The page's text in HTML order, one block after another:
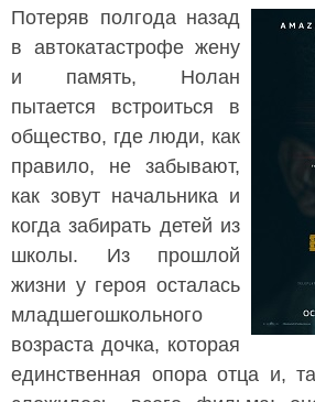
Потеряв полгода назад
в автокатастрофе жену
и память, Нолан
пытается встроиться в
общество, где люди, как
правило, не забывают,
как зовут начальника и
когда забирать детей из
школы. Из прошлой
жизни у героя осталась
младшегошкольного
возраста дочка, которая
единственная опора отца и,